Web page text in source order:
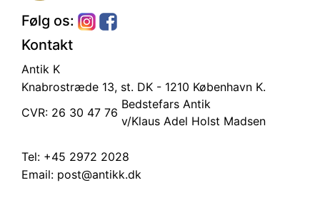
Følg os:
Kontakt
Antik K
Knabrostræde 13, st. DK - 1210 København K.
CVR: 26 30 47 76
Bedstefars Antik
v/Klaus Adel Holst Madsen
Tel: +45 2972 2028
Email: post@antikk.dk